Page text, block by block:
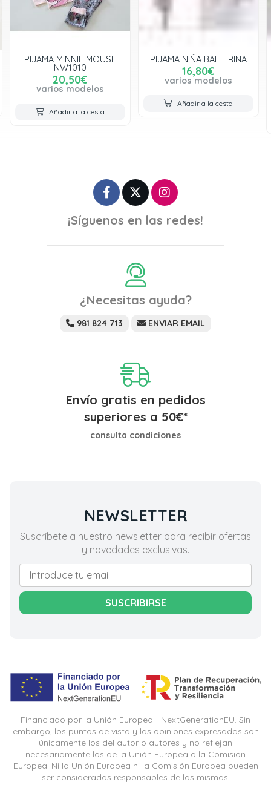
PIJAMA MINNIE MOUSE
NW1010
20,50€
varios modelos
Añadir a la cesta
PIJAMA NIÑA BALLERINA
16,80€
varios modelos
Añadir a la cesta
¡Síguenos en las redes!
¿Necesitas ayuda?
981 824 713 ENVIAR EMAIL
Envío gratis en pedidos
superiores a 50€*
consulta condiciones
NEWSLETTER
Suscríbete a nuestro newsletter para recibir ofertas
y novedades exclusivas.
SUSCRIBIRSE
Financiado por la Unión Europea - NextGenerationEU. Sin
embargo, los puntos de vista y las opiniones expresadas son
únicamente los del autor o autores y no reflejan
necesariamente los de la Unión Europea o la Comisión
Europea. Ni la Unión Europea ni la Comisión Europea pueden
ser consideradas responsables de las mismas.